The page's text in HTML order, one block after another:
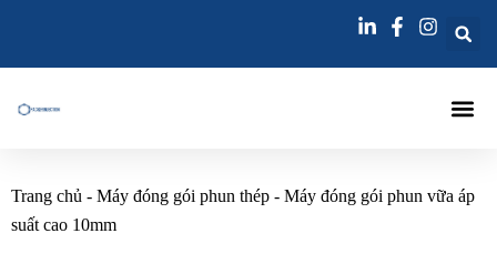
nội
dung
Trang chủ - Máy đóng gói phun thép - Máy đóng gói phun vữa áp
suất cao 10mm